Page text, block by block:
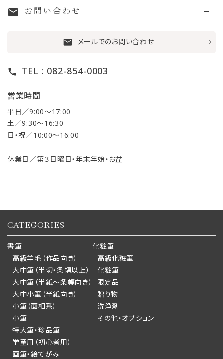
mail お問い合わせ
mail メールでのお問い合わせ
call TEL : 082-854-0003
営業時間
平日／9:00〜17:00
土／9:30〜16:30
日・祝／10:00〜16:00
休業日／第３日曜日・年末年始・お盆
CATEGORIES
書筆
高級羊毛（作品向き）
大中筆（半切・条幅以上）
大中筆（半紙～条幅向き）
大中小筆（半紙向き）
小筆（面相系）
小筆
特大筆・珍品筆
学童用（初心者用）
画筆・絵てがみ
化粧筆
高級化粧筆
化粧筆
限定品
贈り物
洗浄剤
その他・オプション